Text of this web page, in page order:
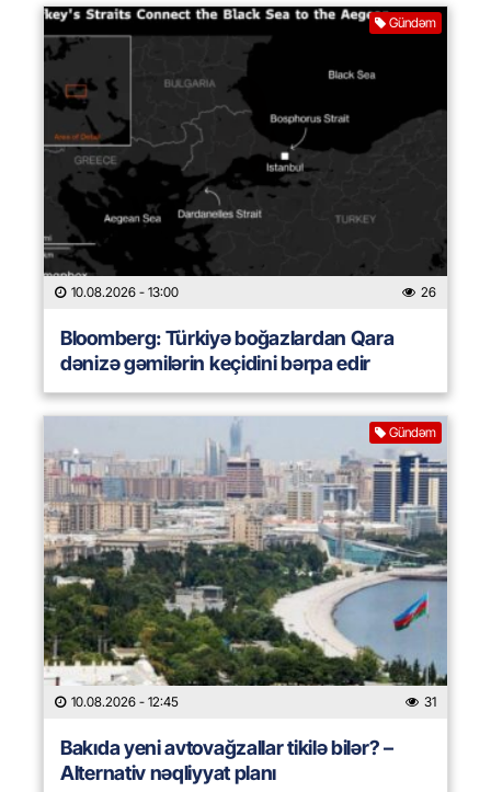
Gündəm
10.08.2026 - 13:00 26
Bloomberg: Türkiyə boğazlardan Qara
dənizə gəmilərin keçidini bərpa edir
Gündəm
10.08.2026 - 12:45 31
Bakıda yeni avtovağzallar tikilə bilər? –
Alternativ nəqliyyat planı